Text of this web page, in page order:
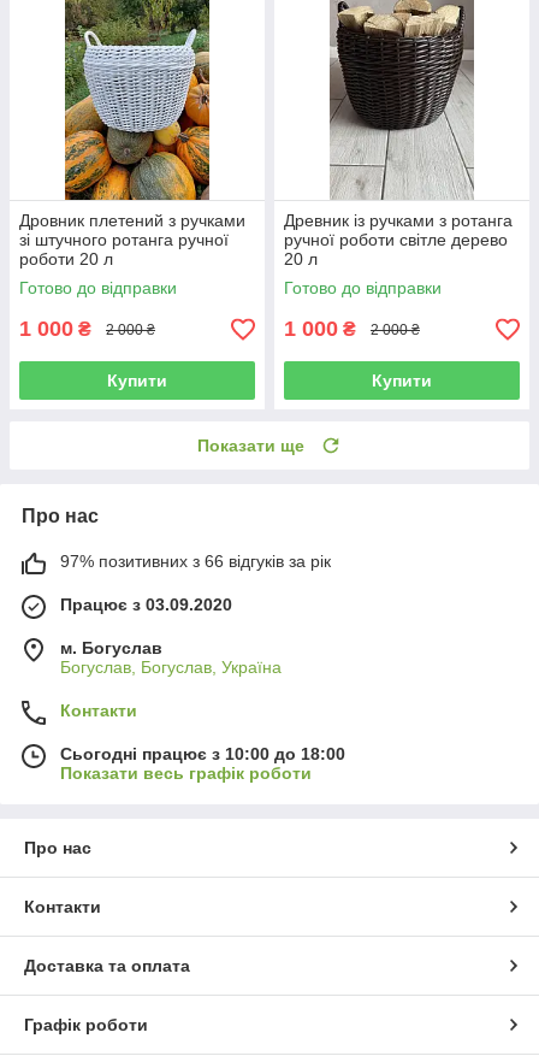
Дровник плетений з ручками
зі штучного ротанга ручної
роботи 20 л
Готово до відправки
1 000 ₴ 2 000 ₴
Купити
Древник із ручками з ротанга
ручної роботи світле дерево
20 л
Готово до відправки
1 000 ₴ 2 000 ₴
Купити
Показати ще
Про нас
97% позитивних з 66 відгуків за рік
Працює з 03.09.2020
м. Богуслав
Богуслав, Богуслав, Україна
Контакти
Сьогодні працює з 10:00 до 18:00
Показати весь графік роботи
Про нас
Контакти
Доставка та оплата
Графік роботи